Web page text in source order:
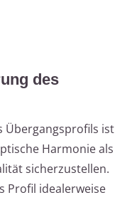
des
Übergangsprofils ist
Harmonie als
sicherzustellen.
Profil idealerweise